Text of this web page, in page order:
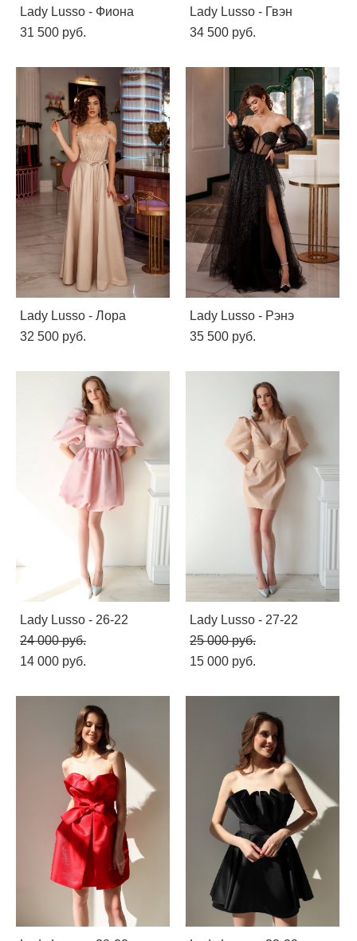
Lady Lusso - Фиона
31 500 pуб.
Lady Lusso - Гвэн
34 500 pуб.
Lady Lusso - Лора
32 500 pуб.
Lady Lusso - Рэнэ
35 500 pуб.
Lady Lusso - 26-22
24 000 pуб.
14 000 pуб.
Lady Lusso - 27-22
25 000 pуб.
15 000 pуб.